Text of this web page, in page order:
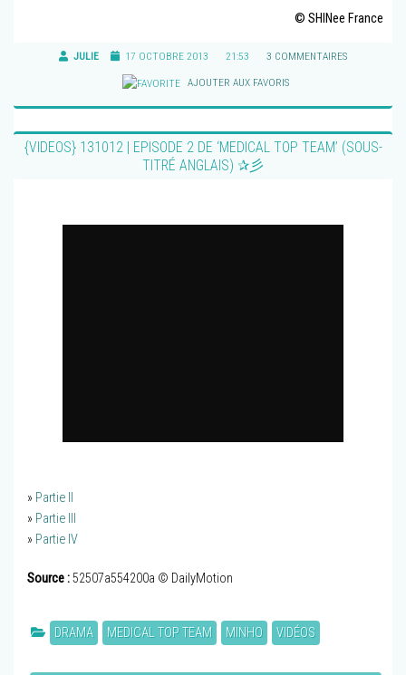
© SHINee France
JULIE 17 OCTOBRE 2013 21:53 3 COMMENTAIRES
AJOUTER AUX FAVORIS
{VIDEOS} 131012 | EPISODE 2 DE ‘MEDICAL TOP TEAM’ (SOUS-
TITRÉ ANGLAIS) ✰彡
» Partie II
» Partie III
» Partie IV
Source :52507a554200a © DailyMotion
DRAMA MEDICAL TOP TEAM MINHO VIDÉOS